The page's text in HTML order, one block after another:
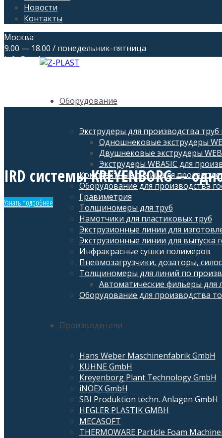
Новости
Контакты
Москва
9.00 — 18.00 / понедельник-пятница
info@z-plast.ru
Оборудование
Экструдеры для производства
Одношнековые экструдеры
Двушнековые экструдеры
Экструдеры WBASIC для
Комплектные линии для
Оборудование для производства
Гравиметрия
Толщиномеры для труб
Намотчики для пластиковых труб
Экструзионные линии для
Экструзионные линии для выпуска
Инфракрасные сушки полимеров
Пневмозагрузчики, дозаторы,
Толщиномеры для линий по
Автоматические фильеры для
Оборудование для производства
Производители
Hans Weber Maschinenfabrik GmbH
KUHNE GmbH
Kreyenborg Plant Technology GmbH
iNOEX GmbH
SBI Produktion techn. Anlagen GmbH
HEGLER PLASTIK GMBH
MECASOFT
THERMOWARE Particle Foam
IRD системы KREYENBORG —
Узнать подробнее